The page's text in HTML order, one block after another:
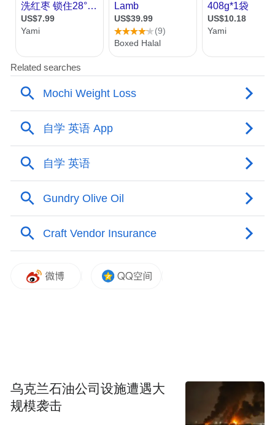
羊味无双，与会人员近距离感受了“永和枣
羊”系列产品的独特魅力，体验了舌尖上的美
乌克兰石油公司设施遭遇大
规模袭击